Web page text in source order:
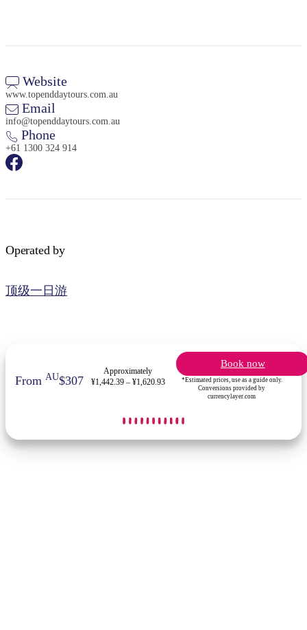
Website
www.topenddaytours.com.au
Email
info@topenddaytours.com.au
Phone
+61 1300 324 914
Operated by
顶级一日游
FromAU$307
Approximately
¥1,442.39 – ¥1,620.93
Book now
*Estimated prices, use as a guide only.
Conversions provided by
currencylayer.com